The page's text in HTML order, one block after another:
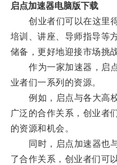
启点加速器电脑版下载
创业者们可以在这里得
培训、讲座、导师指导等
储备，更好地迎接市场挑战
作为一家加速器，启点
业者们一系列的资源。
例如，启点与各大高校
广泛的合作关系，创业者
的资源和机会。
同时，启点加速器也与
了合作关系，创业者们可